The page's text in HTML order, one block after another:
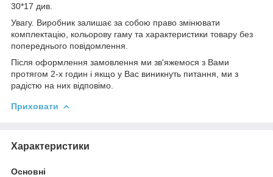
30*17 див.
Увагу. Виробник залишає за собою право змінювати
комплектацію, кольорову гаму та характеристики товару без
попереднього повідомлення.
Після оформлення замовлення ми зв'яжемося з Вами
протягом 2-х годин і якщо у Вас виникнуть питання, ми з
радістю на них відповімо.
Приховати
Характеристики
Основні